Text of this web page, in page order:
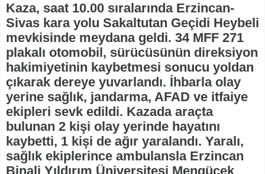
Kaza, saat 10.00 sıralarında Erzincan-
Sivas kara yolu Sakaltutan Geçidi Heybeli
mevkisinde meydana geldi. 34 MFF 271
plakalı otomobil, sürücüsünün direksiyon
hakimiyetinin kaybetmesi sonucu yoldan
çıkarak dereye yuvarlandı. İhbarla olay
yerine sağlık, jandarma, AFAD ve itfaiye
ekipleri sevk edildi. Kazada araçta
bulunan 2 kişi olay yerinde hayatını
kaybetti, 1 kişi de ağır yaralandı. Yaralı,
sağlık ekiplerince ambulansla Erzincan
Binali Yıldırım Üniversitesi Mengücek